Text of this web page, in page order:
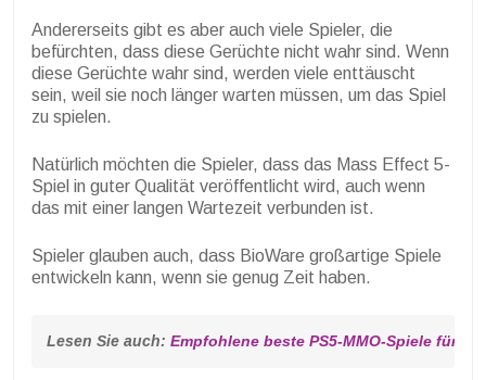
Andererseits gibt es aber auch viele Spieler, die
befürchten, dass diese Gerüchte nicht wahr sind. Wenn
diese Gerüchte wahr sind, werden viele enttäuscht
sein, weil sie noch länger warten müssen, um das Spiel
zu spielen.
Natürlich möchten die Spieler, dass das Mass Effect 5-
Spiel in guter Qualität veröffentlicht wird, auch wenn
das mit einer langen Wartezeit verbunden ist.
Spieler glauben auch, dass BioWare großartige Spiele
entwickeln kann, wenn sie genug Zeit haben.
Lesen Sie auch: Empfohlene beste PS5-MMO-Spiele für